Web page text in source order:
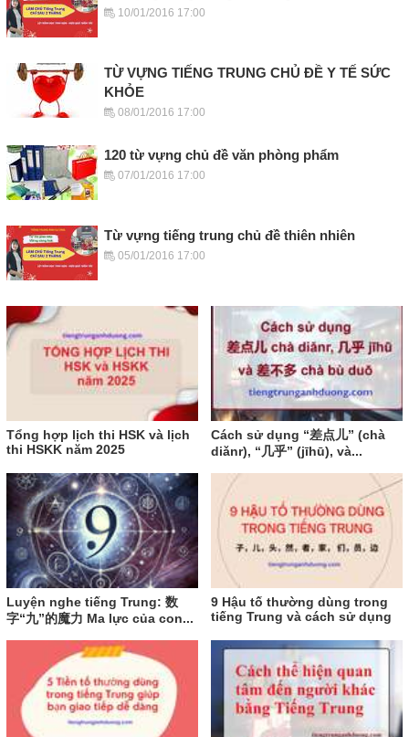
10/01/2016 17:00
TỪ VỰNG TIẾNG TRUNG CHỦ ĐỀ Y TẾ SỨC
KHỎE
08/01/2016 17:00
120 từ vựng chủ đề văn phòng phẩm
07/01/2016 17:00
Từ vựng tiếng trung chủ đề thiên nhiên
05/01/2016 17:00
Tổng hợp lịch thi HSK và lịch
thi HSKK năm 2025
Cách sử dụng “差点儿” (chà
diǎnr), “几乎” (jīhū), và...
Luyện nghe tiếng Trung: 数
字“九”的魔力 Ma lực của con...
9 Hậu tố thường dùng trong
tiếng Trung và cách sử dụng